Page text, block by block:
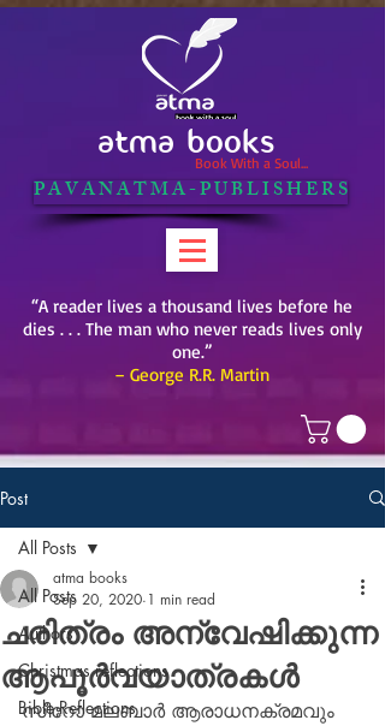
P A V A N A T M A - P U B L I S H E R S
“A reader lives a thousand lives before he
dies . . . The man who never reads lives only
one.”
– George R.R. Martin
ATMA BOOKS
Book With a Soul...
Post
All Posts
Authors
Christmas reflections
Bible Reflections
All Posts
ചരിത്രം അന്വേഷിക്കുന്ന
ആപൂര്‍വയാത്രകള്‍
atma books
Sep 20, 2020 1 min read
സീറോ മലബാര്‍ ആരാധനക്രമവും